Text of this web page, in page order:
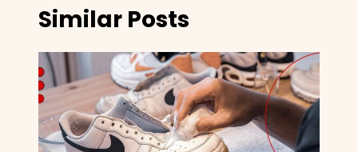
Similar Posts